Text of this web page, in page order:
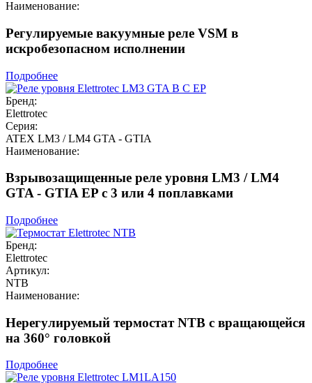
Наименование:
Регулируемые вакуумные реле VSM в
искробезопасном исполнении
Подробнее
Бренд:
Elettrotec
Серия:
ATEX LM3 / LM4 GTA - GTIA
Наименование:
Взрывозащищенные реле уровня LM3 / LM4
GTA - GTIA EP с 3 или 4 поплавками
Подробнее
Бренд:
Elettrotec
Артикул:
NTB
Наименование:
Нерегулируемый термостат NTB с вращающейся
на 360° головкой
Подробнее